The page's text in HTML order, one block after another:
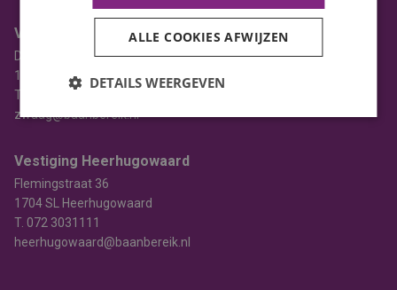
Vestiging Zwaag
De Factorij 2d
1689 AL Zwaag
T.
zwaag@baanbereik.nl
Vestiging Heerhugowaard
Flemingstraat 36
1704 SL Heerhugowaard
T. 072 3031111
heerhugowaard@baanbereik.nl
ALLE COOKIES AFWIJZEN
DETAILS WEERGEVEN